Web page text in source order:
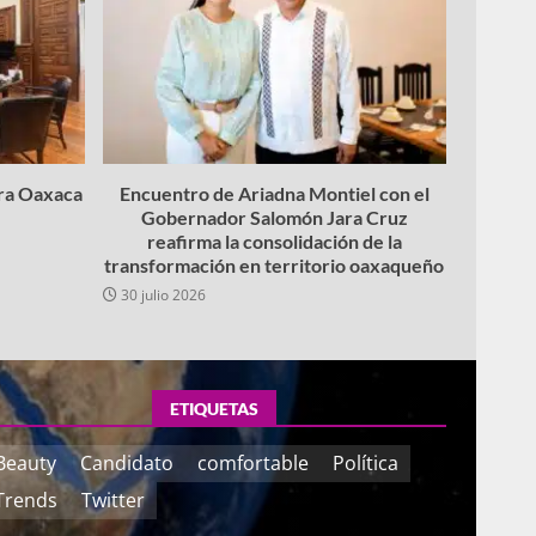
Oaxaca
Encuentro de Ariadna Montiel con el
Gobernador Salomón Jara Cruz
reafirma la consolidación de la
transformación en territorio oaxaqueño
30 julio 2026
ETIQUETAS
Candidato comfortable
Política
Twitter